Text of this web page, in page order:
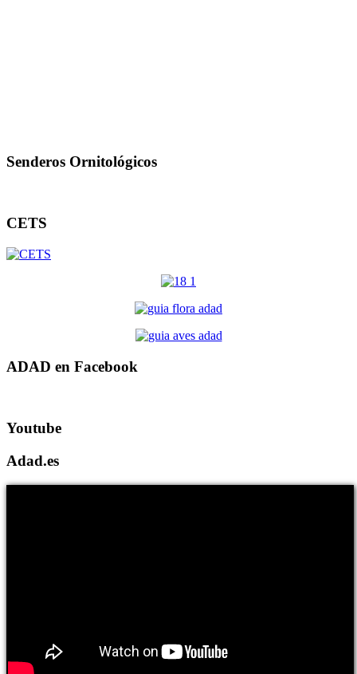
Senderos Ornitológicos
CETS
ADAD en Facebook
Youtube
Adad.es